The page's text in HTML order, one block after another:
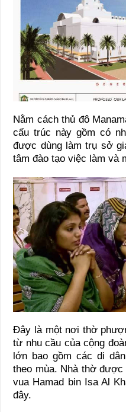
Nằm cách thủ đô
cấu trúc này gồm có
được dùng làm trụ sở
tâm đào tạo việc làm và
Đây là một nơi thờ
từ nhu cầu của cộng
lớn bao gồm các di
theo mùa. Nhà thờ
vua Hamad bin Isa Al
đây.